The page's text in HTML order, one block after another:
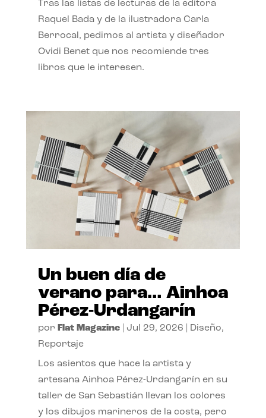
Tras las listas de lecturas de la editora
Raquel Bada y de la ilustradora Carla
Berrocal, pedimos al artista y diseñador
Ovidi Benet que nos recomiende tres
libros que le interesen.
Un buen día de
verano para… Ainhoa
Pérez-Urdangarín
por Flat Magazine| Jul 29, 2026 Diseño,
Reportaje
Los asientos que hace la artista y
artesana Ainhoa Pérez-Urdangarín en su
taller de San Sebastián llevan los colores
y los dibujos marineros de la costa, pero